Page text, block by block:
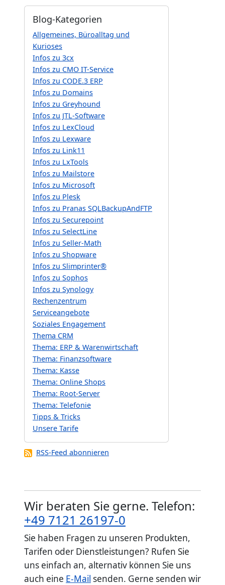
Blog-Kategorien
Allgemeines, Büroalltag und
Kurioses
Infos zu 3cx
Infos zu CMO IT-Service
Infos zu CODE.3 ERP
Infos zu Domains
Infos zu Greyhound
Infos zu JTL-Software
Infos zu LexCloud
Infos zu Lexware
Infos zu Link11
Infos zu LxTools
Infos zu Mailstore
Infos zu Microsoft
Infos zu Plesk
Infos zu Pranas SQLBackupAndFTP
Infos zu Securepoint
Infos zu SelectLine
Infos zu Seller-Math
Infos zu Shopware
Infos zu Slimprinter®
Infos zu Sophos
Infos zu Synology
Rechenzentrum
Serviceangebote
Soziales Engagement
Thema CRM
Thema: ERP & Warenwirtschaft
Thema: Finanzsoftware
Thema: Kasse
Thema: Online Shops
Thema: Root-Server
Thema: Telefonie
Tipps & Tricks
Unsere Tarife
RSS-Feed abonnieren
Wir beraten Sie gerne. Telefon:
+49 7121 26197-0
Sie haben Fragen zu unseren Produkten,
Tarifen oder Dienstleistungen? Rufen Sie
uns einfach an, alternativ können Sie uns
auch eine E-Mail senden. Gerne senden wir